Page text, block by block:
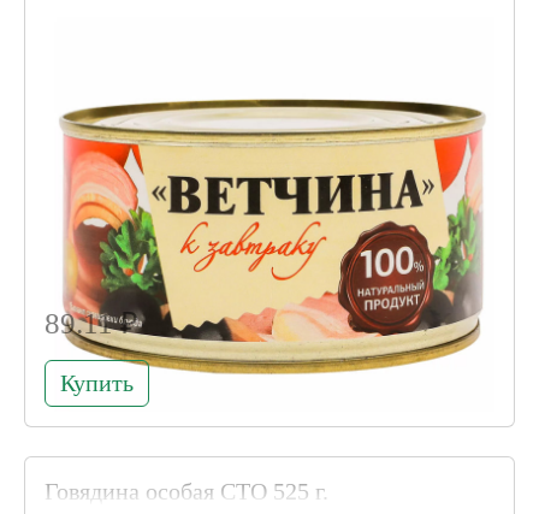
89.11 ₽
Купить
Говядина особая СТО 525 г.